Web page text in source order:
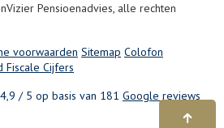
Pensioenadvies, alle rechten
voorwaarden Sitemap Colofon
Fiscale Cijfers
/ 5 op basis van 181 Google reviews